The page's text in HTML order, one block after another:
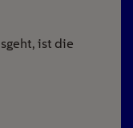
ist die